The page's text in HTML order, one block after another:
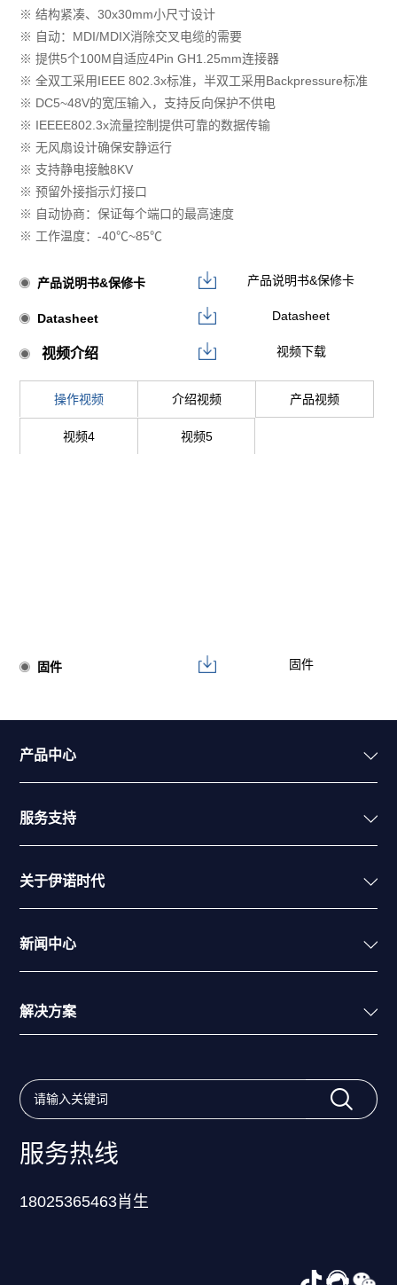
※ 结构紧凑、30x30mm小尺寸设计
※ 自动：MDI/MDIX消除交叉电缆的需要
※ 提供5个100M自适应4Pin GH1.25mm连接器
※ 全双工采用IEEE 802.3x标准，半双工采用Backpressure标准
※ DC5~48V的宽压输入，支持反向保护不供电
※ IEEEE802.3x流量控制提供可靠的数据传输
※ 无风扇设计确保安静运行
※ 支持静电接触8KV
※ 预留外接指示灯接口
※ 自动协商：保证每个端口的最高速度
※ 工作温度：-40℃~85℃
产品说明书&保修卡 产品说明书&保修卡
Datasheet Datasheet
视频介绍 视频下载
操作视频 介绍视频 产品视频
视频4 视频5
固件 固件
产品中心
服务支持
关于伊诺时代
新闻中心
解决方案
服务热线
18025365463肖生